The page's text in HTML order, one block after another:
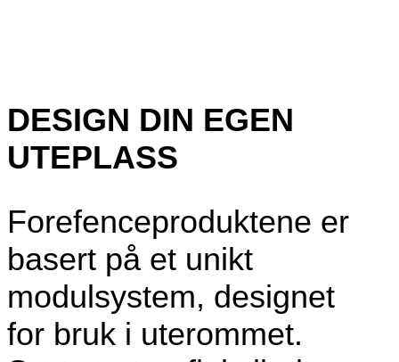
DESIGN DIN EGEN
UTEPLASS
Forefenceproduktene er
basert på et unikt
modulsystem, designet
for bruk i uterommet.